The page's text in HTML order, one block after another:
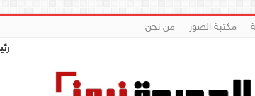
مكتبة الصور
من نحن